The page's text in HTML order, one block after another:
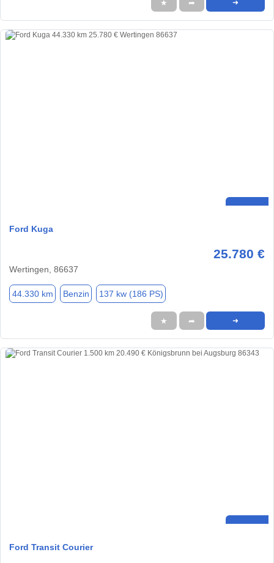
★ ➦ ➜
Ford Kuga
25.780 €
Wertingen, 86637
44.330 km Benzin 137 kw (186 PS)
★ ➦ ➜
Ford Transit Courier